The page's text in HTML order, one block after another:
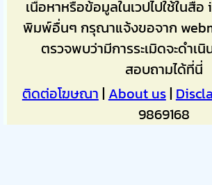
เนื้อหาหรือข้อมูลในเวปไปใช้ในสื่
พิมพ์อื่นๆ กรุณาแจ้งขอจาก
ตรวจพบว่ามีการระเมิดจะดำเ
สอบถามได้ที่นี่
ติดต่อโฆษณา|About us|
9869168